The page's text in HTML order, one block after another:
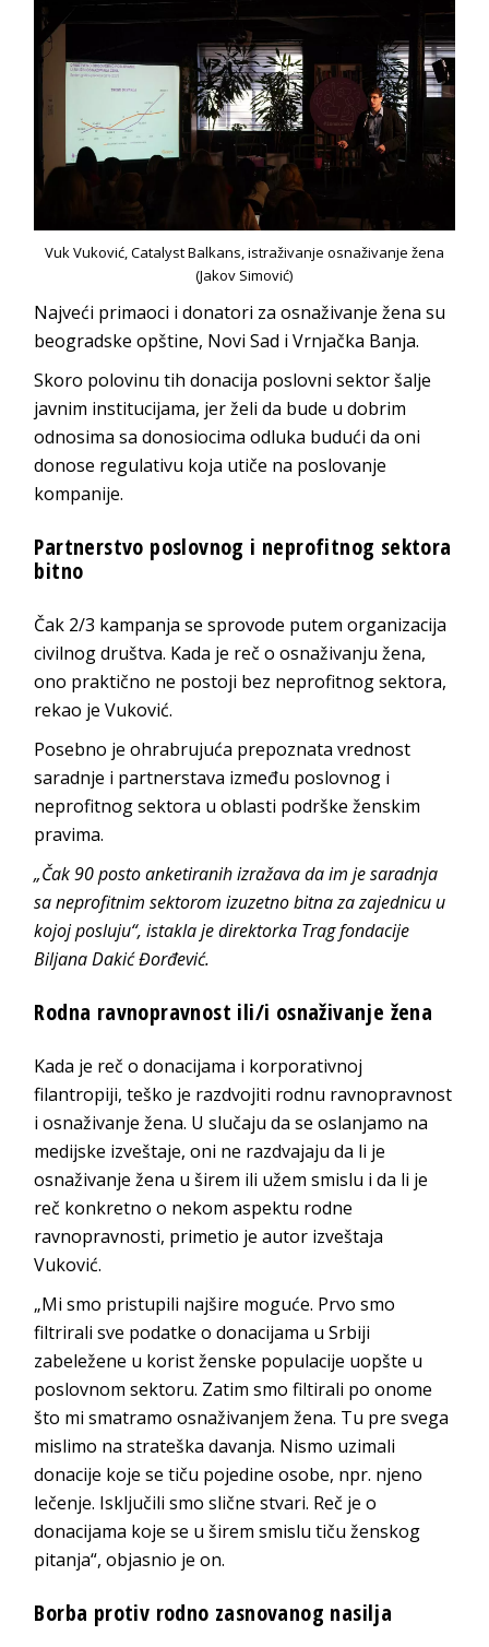
Vuk Vuković, Catalyst Balkans, istraživanje osnaživanje žena
(Jakov Simović)
Najveći primaoci i donatori za osnaživanje žena su
beogradske opštine, Novi Sad i Vrnjačka Banja.
Skoro polovinu tih donacija poslovni sektor šalje
javnim institucijama, jer želi da bude u dobrim
odnosima sa donosiocima odluka budući da oni
donose regulativu koja utiče na poslovanje
kompanije.
Partnerstvo poslovnog i neprofitnog sektora
bitno
Čak 2/3 kampanja se sprovode putem organizacija
civilnog društva. Kada je reč o osnaživanju žena,
ono praktično ne postoji bez neprofitnog sektora,
rekao je Vuković.
Posebno je ohrabrujuća prepoznata vrednost
saradnje i partnerstava između poslovnog i
neprofitnog sektora u oblasti podrške ženskim
pravima.
„Čak 90 posto anketiranih izražava da im je saradnja
sa neprofitnim sektorom izuzetno bitna za zajednicu u
kojoj posluju“, istakla je direktorka Trag fondacije
Biljana Dakić Đorđević.
Rodna ravnopravnost ili/i osnaživanje žena
Kada je reč o donacijama i korporativnoj
filantropiji, teško je razdvojiti rodnu ravnopravnost
i osnaživanje žena. U slučaju da se oslanjamo na
medijske izveštaje, oni ne razdvajaju da li je
osnaživanje žena u širem ili užem smislu i da li je
reč konkretno o nekom aspektu rodne
ravnopravnosti, primetio je autor izveštaja
Vuković.
„Mi smo pristupili najšire moguće. Prvo smo
filtrirali sve podatke o donacijama u Srbiji
zabeležene u korist ženske populacije uopšte u
poslovnom sektoru. Zatim smo filtirali po onome
što mi smatramo osnaživanjem žena. Tu pre svega
mislimo na strateška davanja. Nismo uzimali
donacije koje se tiču pojedine osobe, npr. njeno
lečenje. Isključili smo slične stvari. Reč je o
donacijama koje se u širem smislu tiču ženskog
pitanja“, objasnio je on.
Borba protiv rodno zasnovanog nasilja